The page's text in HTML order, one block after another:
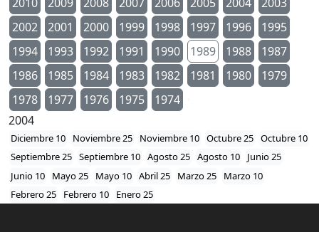
2002
2001 2000 1999 1998 1997 1996
1995
1994
1993 1992 1991 1990 1989 1988
1987
1986
1985 1984 1983 1982 1981 1980
1979
1978
1977 1976 1975
1974
2004
Diciembre 10 Noviembre 25 Noviembre 10 Octubre 25 Octubre 10
Septiembre 25 Septiembre 10 Agosto 25 Agosto 10
Junio 25
Junio 10
Mayo 25 Mayo 10 Abril 25 Marzo 25
Marzo 10
Febrero 25
Febrero 10 Enero 25